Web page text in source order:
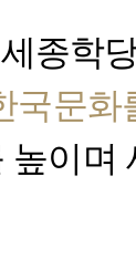
세종학
국문
이며